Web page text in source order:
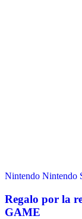
Nintendo Nintendo
Regalo por la
GAME